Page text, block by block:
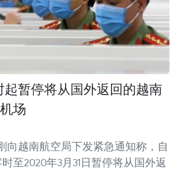
起暂停将从国外返回的越南
场
向越南航空局下发紧急通知称，自
至2020年3月31日暂停将从国外返